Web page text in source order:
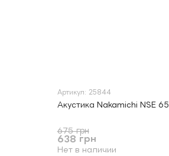
Артикул: 25844
Акустика Nakamichi NSE 65
675 грн
638 грн
Нет в наличии